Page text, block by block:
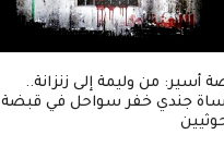
أسير: من وليمة إلى زنزانة..
جندي خفر سواحل في قبضة